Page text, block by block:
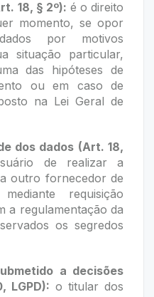
18, § 2º): é o direito
momento, se opor
por motivos
situação particular,
das hipóteses de
ou em caso de
na Lei Geral de
dos dados (Art. 18,
de realizar a
outro fornecedor de
requisição
a regulamentação da
os segredos
a decisões
LGPD): o titular dos